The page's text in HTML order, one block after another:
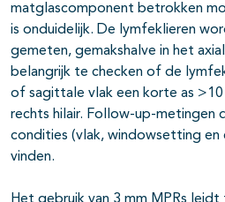
matglascomponent betrokken
is onduidelijk. De lymfeklieren
gemeten, gemakshalve in het
belangrijk te checken of de
of sagittale vlak een korte as
rechts hilair. Follow-up-metingen
condities (vlak, windowsetting
vinden.